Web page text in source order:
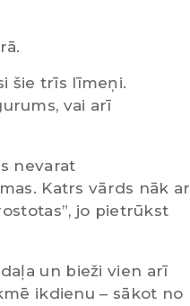
šie trīs līmeņi.
vai arī
nevarat
Katrs vārds nāk ar
jo pietrūkst
un bieži vien arī
ikdienu – sākot no